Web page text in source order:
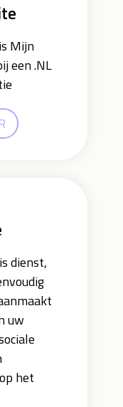
Mijn
een .NL
dienst,
uw
het